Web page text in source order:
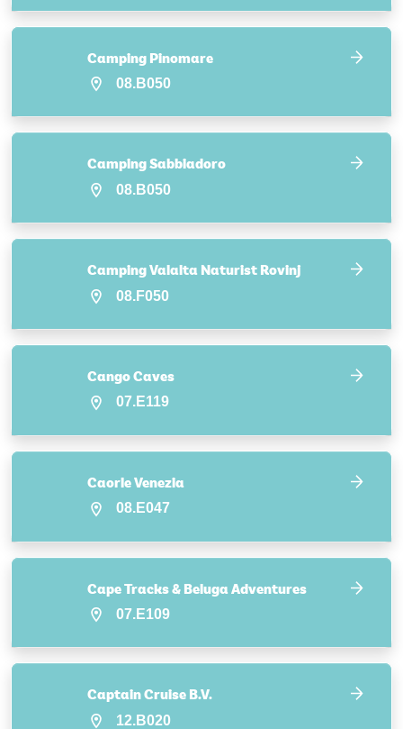
Camping Pinomare
08.B050
Camping Sabbiadoro
08.B050
Camping Valalta Naturist Rovinj
08.F050
Cango Caves
07.E119
Caorle Venezia
08.E047
Cape Tracks & Beluga Adventures
07.E109
Captain Cruise B.V.
12.B020